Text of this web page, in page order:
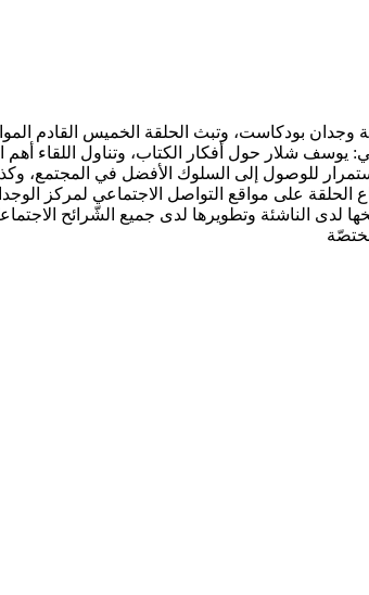
يوسف شلار حول أفكار الكتاب، وتناول اللقاء
للوصول إلى السلوك الأفضل في المجتمع،
الحلقة على مواقع التواصل الاجتماعي لمركز
لدى الناشئة وتطويرها لدى جميع الشّرائح